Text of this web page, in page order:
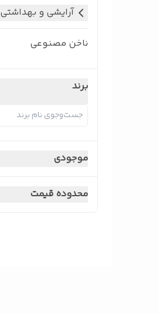
آرایشی و بهداشتی
ناخن مصنوعی
برند
موجودی
محدوده قیمت